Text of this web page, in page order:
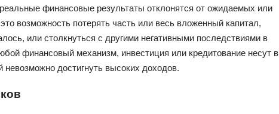
финансовые результаты отклонятся от ожидаемых или
возможность потерять часть или весь вложенный капитал,
или столкнуться с другими негативными последствиями в
финансовый механизм, инвестиция или кредитование несут в
достигнуть высоких доходов.